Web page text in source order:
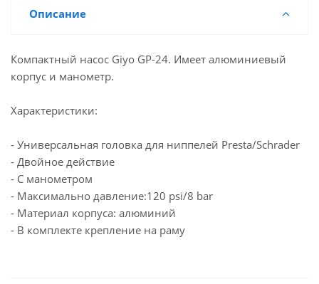
Описание
Компактный насос Giyo GP-24. Имеет алюминиевый
корпус и манометр.
Характеристики:
- Универсальная головка для ниппелей Presta/Schrader
- Двойное действие
- С манометром
- Максимально давление:120 psi/8 bar
- Материал корпуса: алюминий
- В комплекте крепление на раму